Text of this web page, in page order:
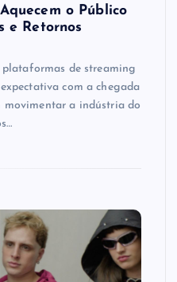
o Público
e Retornos
de streaming
com a chegada
movimentar a indústria do